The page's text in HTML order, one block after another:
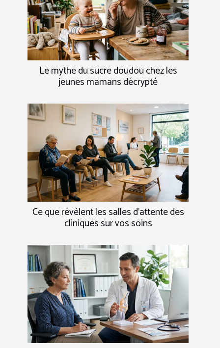
Le mythe du sucre doudou chez les
jeunes mamans décrypté
Ce que révèlent les salles d’attente des
cliniques sur vos soins